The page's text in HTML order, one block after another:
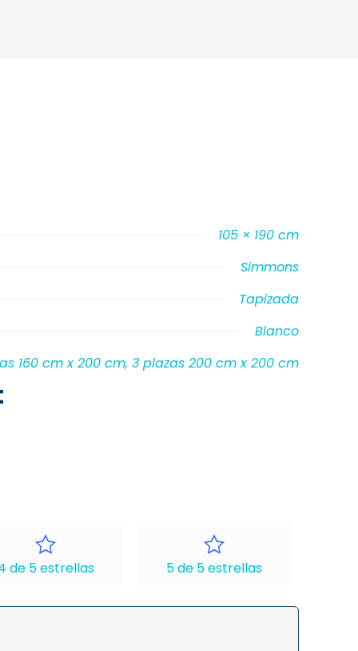
105 × 190 cm
Simmons
Tapizada
Blanco
160 cm x 200 cm, 3 plazas 200 cm x 200 cm
de 5 estrellas 5 de 5 estrellas